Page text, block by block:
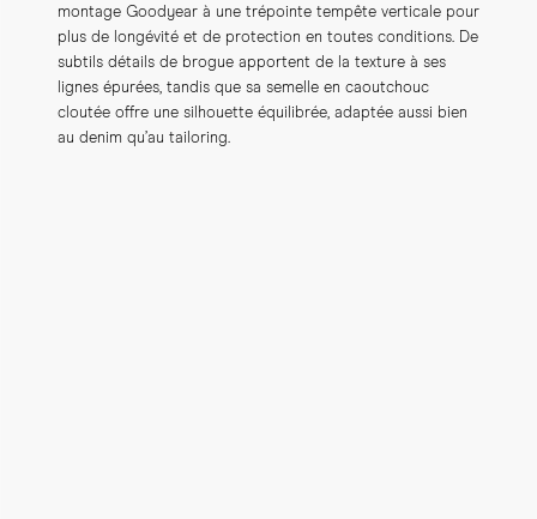
montage Goodyear à une trépointe tempête verticale pour
plus de longévité et de protection en toutes conditions. De
subtils détails de brogue apportent de la texture à ses
lignes épurées, tandis que sa semelle en caoutchouc
cloutée offre une silhouette équilibrée, adaptée aussi bien
au denim qu’au tailoring.